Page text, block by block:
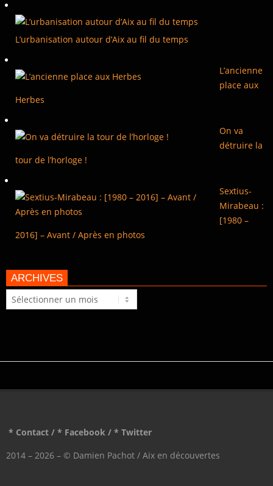
L’urbanisation autour d’Aix au fil du temps
L’ancienne
place aux
Herbes
On va
détruire la
tour de l’horloge !
Sextius-
Mirabeau :
[1980 –
2016] – Avant / Après en photos
ARCHIVES
Archives
* Contact / * Facebook / * Twitter
2014 – 2026 – © Damien Pachot / Aix en découvertes